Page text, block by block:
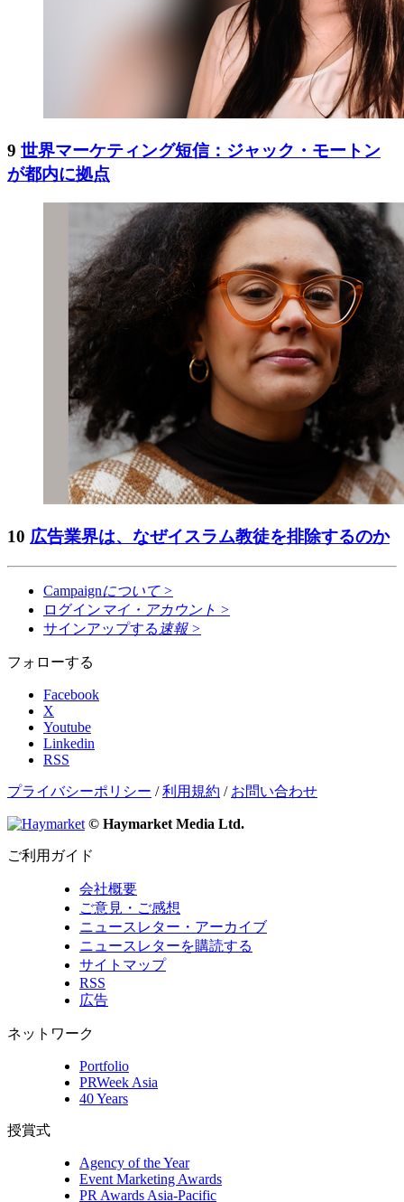
9 世界マーケティング短信：ジャック・モートン
が都内に拠点
10 広告業界は、なぜイスラム教徒を排除するのか
Campaignについて >
ログイン マイ・アカウント >
サインアップする 速報 >
フォローする
Facebook
X
Youtube
Linkedin
RSS
プライバシーポリシー /利用規約 / お問い合わせ
© Haymarket Media Ltd.
ご利用ガイド
会社概要
ご意見・ご感想
ニュースレター・アーカイブ
ニュースレターを購読する
サイトマップ
RSS
広告
ネットワーク
Portfolio
PRWeek Asia
40 Years
授賞式
Agency of the Year
Event Marketing Awards
PR Awards Asia-Pacific